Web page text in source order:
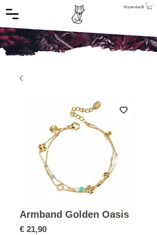
Warenkorb
Armband Golden Oasis
€ 21,90Preis